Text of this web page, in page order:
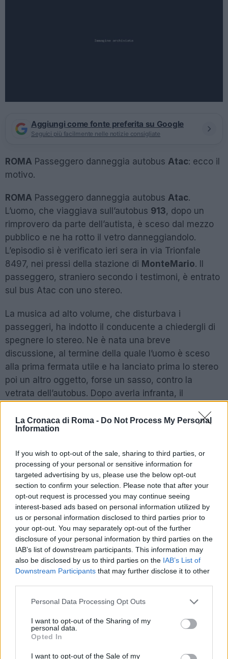
La Cronaca di Roma - Do Not Process My Personal
Information
If you wish to opt-out of the sale, sharing to third parties, or
processing of your personal or sensitive information for
targeted advertising by us, please use the below opt-out
section to confirm your selection. Please note that after your
opt-out request is processed you may continue seeing
interest-based ads based on personal information utilized by
us or personal information disclosed to third parties prior to
your opt-out. You may separately opt-out of the further
disclosure of your personal information by third parties on the
IAB’s list of downstream participants. This information may
also be disclosed by us to third parties on the IAB’s List of
Downstream Participants that may further disclose it to other
Please note that this website/app uses one or more Google
not limited to your visit or usage behaviour. You may click to
grant or deny consent to Google and its third-party tags to
use your data for below specified purposes in below Google
consent section.
Personal Data Processing Opt Outs
I want to opt-out of the Sharing of my
personal data.
Opted In
I want to opt-out of the Sale of my
Aggiungi come fonte preferita su Google
Seguici più facilmente nelle notizie consigliate
ROMA Passeggero danneggia autobus Atac: ecco il
motivo.
ROMA Passeggero danneggia autobus Atac.
L’uomo, che viaggiava sull’autobus 913, dopo un
rimprovero da parte dell’autista, è sceso dal mezzo
pubblico e ne ha rotto il vetro danneggiandolo.
L’episodio si è verificato ieri sera in via Trionfale
8497, nei pressi della stazione di MonteMario. Il
passeggero, straniero secondo i testimoni, è entrato
sul bus Atac con uno stereo.
La musica ad alto volume, che disturbava i
passeggeri, ha indotto il conducente a chiedergli di
spegnere lo stereo. Ne è nata una breve
discussione, al termine della quale l’uomo è sceso
alla prima fermata utile e ha lanciato prima lo stereo
poi un altro oggetto, forse un sasso, contro la
vetrata dell’autobus. Dopo averla infranta, il
sono intervenute le forze dell’ordine che, dopo aver
ascoltato i testimoni, sono alla ricerca del vandalo.
POTREBBE INTERESSARTI
Novità per la rimessa Atac di
Piazza Ragusa: pronto il piano del
Comune
5 anni fa
ROMA Atac sospende autista:
postava video su Tik Tok mentre
guidava
5 anni fa
LEGGI ANCHE I LAVORI SULLA LINEA ROMA-NAPOLI
SEGUICI ANCHE SU FACEBOOK